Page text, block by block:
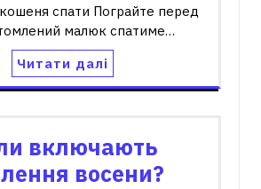
спати Пограйте перед
малюк спатиме…
Читати далі
включають
восени?